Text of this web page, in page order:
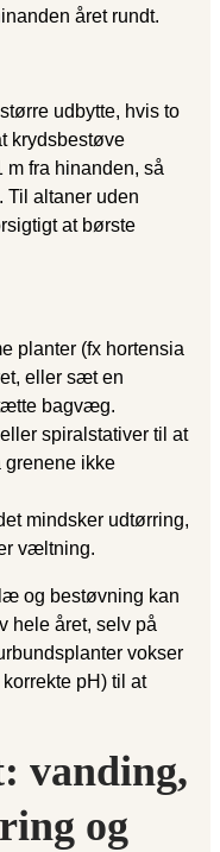
året rundt.
udbytte, hvis to
krydsbestøve
m fra hinanden, så
Til altaner uden
at børste
planter (fx hortensia
eller sæt en
bagvæg.
spiralstativer til at
ikke
mindsker udtørring,
væltning.
og bestøvning kan
hele året, selv på
vokser
pH) til at
vanding,
og